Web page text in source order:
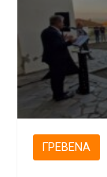
ΓΡΕΒΕΝΆ